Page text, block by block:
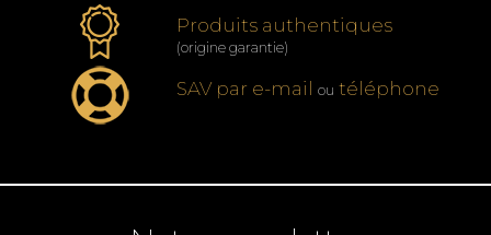
Produits authentiques
(origine garantie)
SAV par e-mail ou téléphone